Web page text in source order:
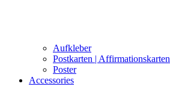
Aufkleber
Postkarten | Affirmationskarten
Poster
Accessories